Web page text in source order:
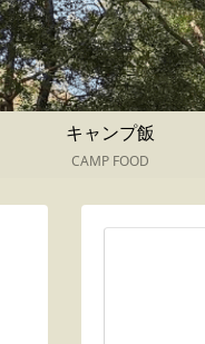
キャンプ飯
CAMP FOOD